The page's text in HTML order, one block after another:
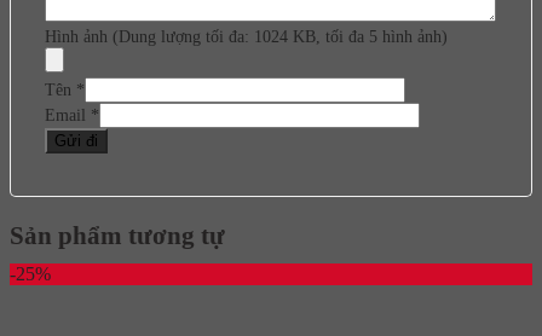
Hình ảnh (Dung lượng tối đa: 1024 KB, tối đa 5 hình ảnh)
Tên *
Email *
Sản phẩm tương tự
-25%